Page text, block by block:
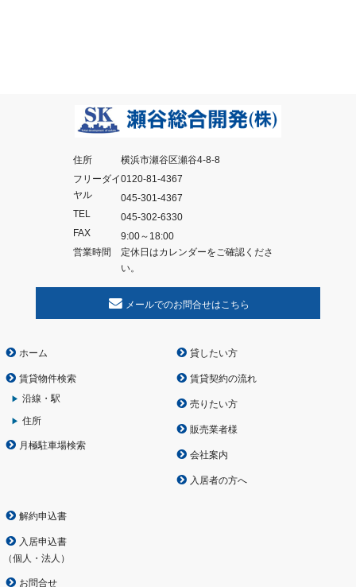
住所
横浜市瀬谷区瀬谷4-8-8
フリーダイ
ヤル
0120-81-4367
TEL
045-301-4367
FAX
045-302-6330
営業時間
9:00～18:00
定休日はカレンダーをご確認くださ
い。
メールでのお問合せはこちら
ホーム
賃貸物件検索
沿線・駅
住所
月極駐車場検索
貸したい方
賃貸契約の流れ
売りたい方
販売業者様
会社案内
入居者の方へ
解約申込書
入居申込書
（個人 ・ 法人 ）
お問合せ